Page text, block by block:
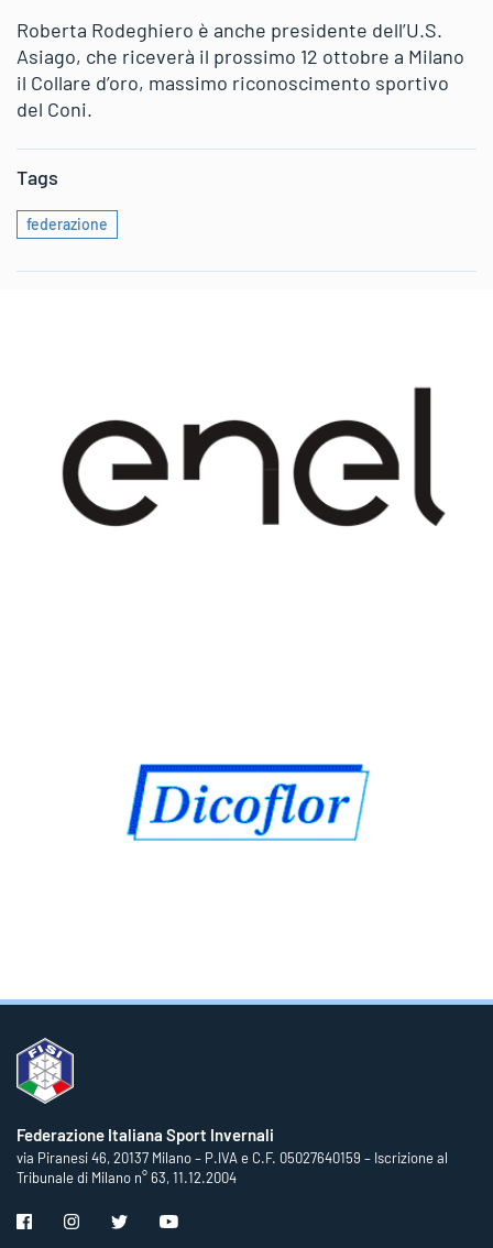
Roberta Rodeghiero è anche presidente dell’U.S.
Asiago, che riceverà il prossimo 12 ottobre a Milano
il Collare d’oro, massimo riconoscimento sportivo
del Coni.
Tags
federazione
Federazione Italiana Sport Invernali
via Piranesi 46, 20137 Milano – P.IVA e C.F. 05027640159 – Iscrizione al
Tribunale di Milano n° 63, 11.12.2004